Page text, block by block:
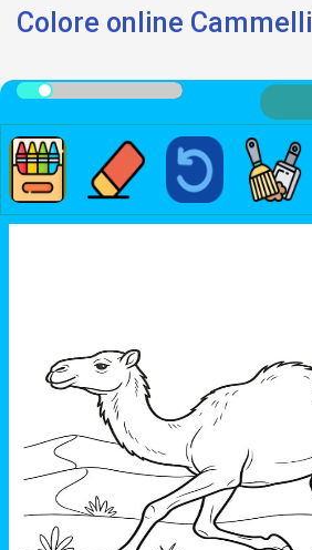
Colore online Cammelli